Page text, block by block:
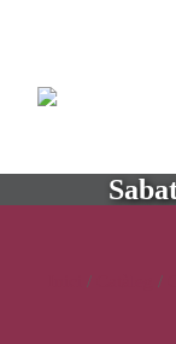
/ /